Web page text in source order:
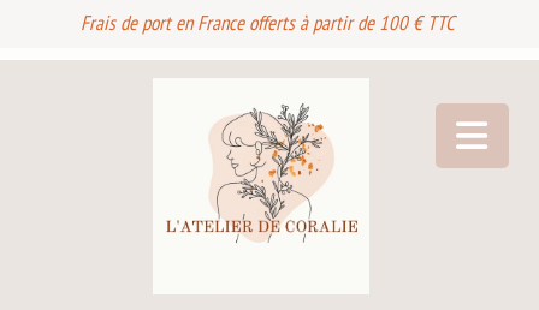
Frais de port en France offerts à partir de 100 € TTC